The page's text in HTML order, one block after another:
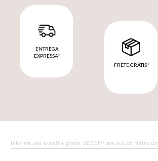
ENTREGA
EXPRESSA*
FRETE GRÁTIS*